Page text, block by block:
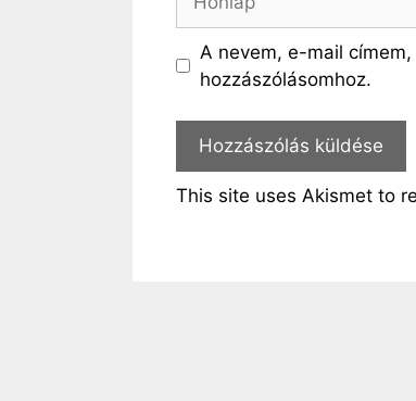
A nevem, e-mail
hozzászólásomhoz.
This site uses Akismet to